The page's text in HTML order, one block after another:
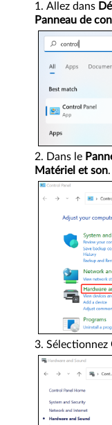
Allez dans
Panneau de
Dans le
Matériel et son.
Sélectionnez